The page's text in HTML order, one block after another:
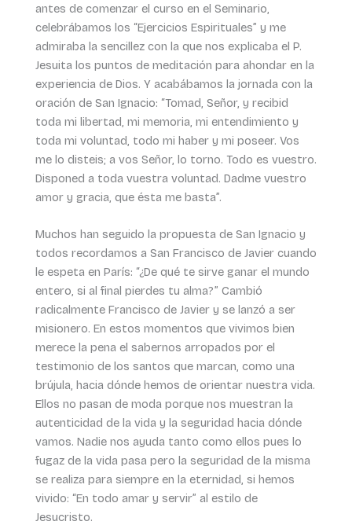
antes de comenzar el curso en el Seminario,
celebrábamos los “Ejercicios Espirituales” y me
admiraba la sencillez con la que nos explicaba el P.
Jesuita los puntos de meditación para ahondar en la
experiencia de Dios. Y acabábamos la jornada con la
oración de San Ignacio: “Tomad, Señor, y recibid
toda mi libertad, mi memoria, mi entendimiento y
toda mi voluntad, todo mi haber y mi poseer. Vos
me lo disteis; a vos Señor, lo torno. Todo es vuestro.
Disponed a toda vuestra voluntad. Dadme vuestro
amor y gracia, que ésta me basta”.
Muchos han seguido la propuesta de San Ignacio y
todos recordamos a San Francisco de Javier cuando
le espeta en París: “¿De qué te sirve ganar el mundo
entero, si al final pierdes tu alma?” Cambió
radicalmente Francisco de Javier y se lanzó a ser
misionero. En estos momentos que vivimos bien
merece la pena el sabernos arropados por el
testimonio de los santos que marcan, como una
brújula, hacia dónde hemos de orientar nuestra vida.
Ellos no pasan de moda porque nos muestran la
autenticidad de la vida y la seguridad hacia dónde
vamos. Nadie nos ayuda tanto como ellos pues lo
fugaz de la vida pasa pero la seguridad de la misma
se realiza para siempre en la eternidad, si hemos
vivido: “En todo amar y servir” al estilo de
Jesucristo.